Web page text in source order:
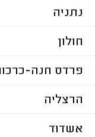
נתניה
חולון
פרדס חנה-
הרצליה
אשדוד